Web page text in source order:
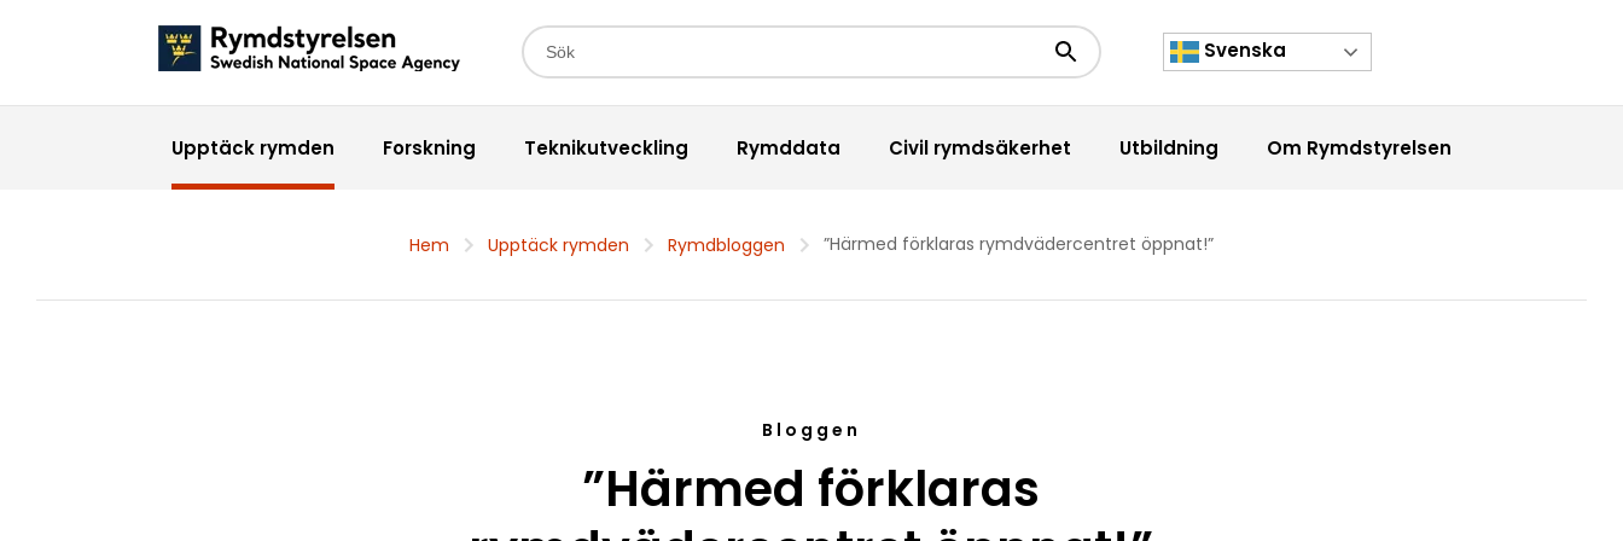
Sökfält
Sökknapp Svenska
Upptäck rymden Forskning Teknikutveckling Rymddata Civil rymdsäkerhet Utbildning Om Rymdstyrelsen
Hem Upptäck rymden Rymdbloggen ”Härmed förklaras rymdvädercentret öppnat!”
Bloggen
”Härmed förklaras